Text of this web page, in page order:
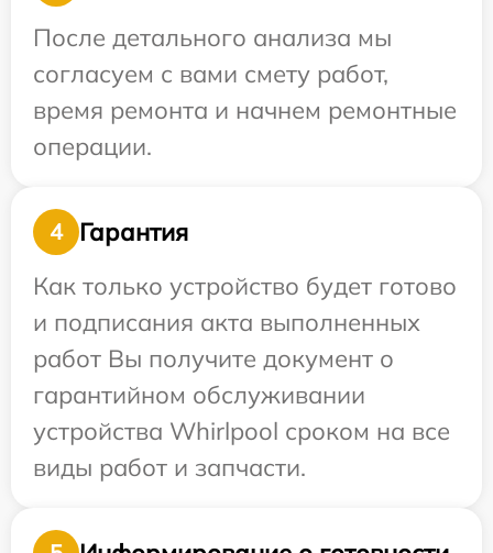
После детального анализа мы
согласуем с вами смету работ,
время ремонта и начнем ремонтные
операции.
4
Гарантия
Как только устройство будет готово
и подписания акта выполненных
работ Вы получите документ о
гарантийном обслуживании
устройства Whirlpool сроком на все
виды работ и запчасти.